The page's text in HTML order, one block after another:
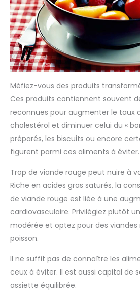
Méfiez-vous des produits
Ces produits contiennent souvent
reconnues pour augmenter le taux
cholestérol et diminuer celui du «
préparés, les biscuits ou encore
figurent parmi ces aliments à éviter.
Trop de viande rouge peut nuire à
Riche en acides gras saturés, la
de viande rouge est liée à une
cardiovasculaire. Privilégiez plutôt
modérée et optez pour des viandes
poisson.
Il ne suffit pas de connaître les
ceux à éviter. Il est aussi capital de
assiette équilibrée.